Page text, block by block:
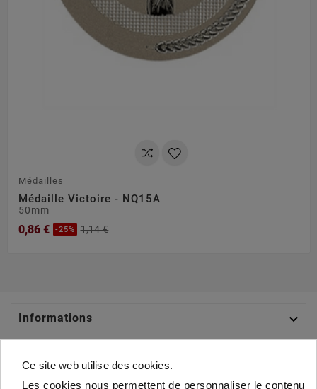
Médailles
Médaille Victoire - NQ15A
50mm
0,86 € -25% 1,14 €
Informations 
Ce site web utilise des cookies.
Les cookies nous permettent de personnaliser le contenu